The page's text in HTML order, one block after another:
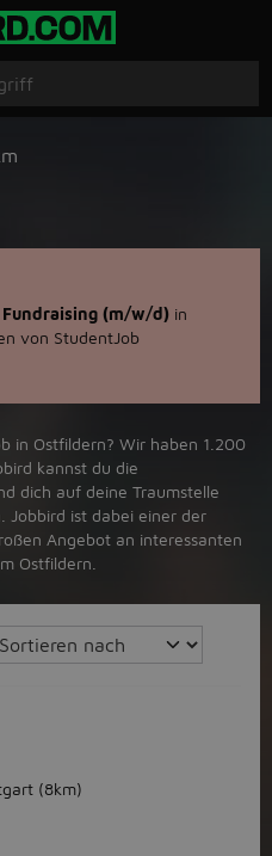
Fundraising (m/w/d) in
von StudentJob
in Ostfildern? Wir haben 1.200
kannst du die
dich auf deine Traumstelle
Jobbird ist dabei einer der
Angebot an interessanten
Ostfildern.
(8km)